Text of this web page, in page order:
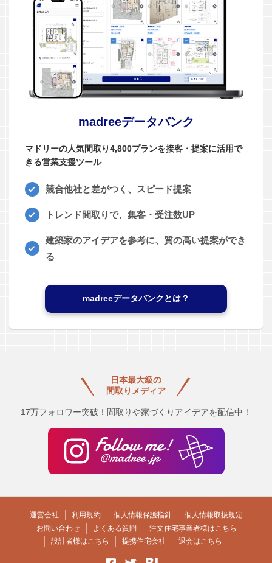
madreeデータバンク
マドリーの人気間取り4,800プランを接客・提案に活用で
きる営業支援ツール
競合他社と差がつく、スピード提案
トレンド間取りで、集客・受注数UP
建築家のアイデアを参考に、質の高い提案ができ
る
madreeデータバンクとは？
日本最大級の
間取りメディア
17万フォロワー突破！間取りや家づくりアイデアを配信中！
運営会社 利用規約 個人情報保護指針
個人情報取扱規定
お問い合わせ
よくある質問
注文住宅事業者様はこちら
設計者様はこちら
提携住宅会社 退会はこちら